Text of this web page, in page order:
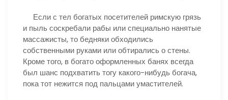
Если с тел богатых посетителей римскую грязь
и пыль соскребали рабы или специально нанятые
массажисты, то бедняки обходились
собственными руками или обтирались о стены.
Кроме того, в богато оформленных банях всегда
был шанс подхватить тогу какого-нибудь богача,
пока тот нежится под пальцами умастителей.